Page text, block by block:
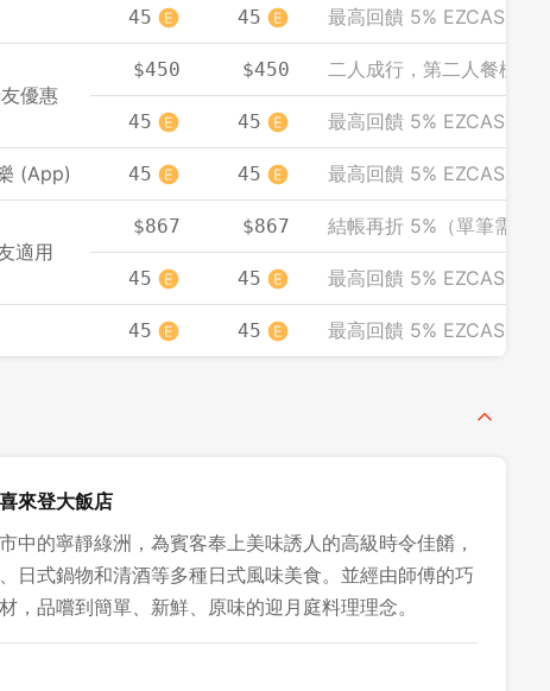
45 45 最高回饋 5% EZCASH
優惠
$450 $450 二人成行，第二人餐標免
45 45 最高回饋 5% EZCASH
(App) 45 45 最高回饋 5% EZCASH
適用
$867 $867 結帳再折 5%（單筆需滿
45 45 最高回饋 5% EZCASH
45 45 最高回饋 5% EZCASH
來登大飯店
中的寧靜綠洲，為賓客奉上美味誘人的高級時令佳餚，
日式鍋物和清酒等多種日式風味美食。並經由師傅的巧
，品嚐到簡單、新鮮、原味的迎月庭料理理念。
確定要登出嗎？